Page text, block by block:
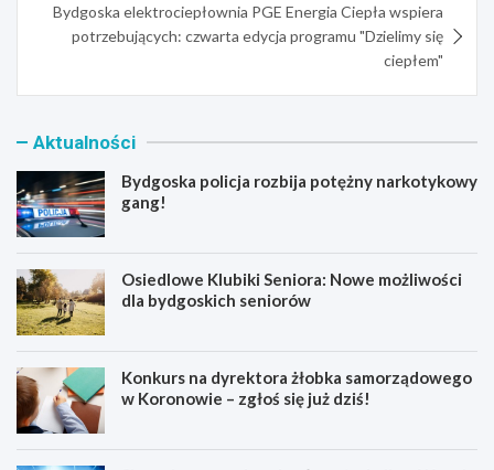
Bydgoska elektrociepłownia PGE Energia Ciepła wspiera
potrzebujących: czwarta edycja programu "Dzielimy się
ciepłem"
Aktualności
Bydgoska policja rozbija potężny narkotykowy
gang!
Osiedlowe Klubiki Seniora: Nowe możliwości
dla bydgoskich seniorów
Konkurs na dyrektora żłobka samorządowego
w Koronowie – zgłoś się już dziś!